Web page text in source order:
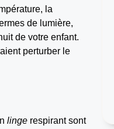
la
de lumière,
de votre enfant.
perturber le
linge respirant sont